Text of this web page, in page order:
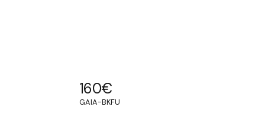
160€
GAIA-BKFU